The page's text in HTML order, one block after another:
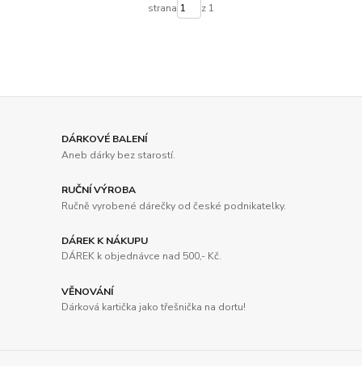
strana z 1
DÁRKOVÉ BALENÍ
Aneb dárky bez starostí.
RUČNÍ VÝROBA
Ručně vyrobené dárečky od české podnikatelky.
DÁREK K NÁKUPU
DÁREK k objednávce nad 500,- Kč.
VĚNOVÁNÍ
Dárková kartička jako třešnička na dortu!